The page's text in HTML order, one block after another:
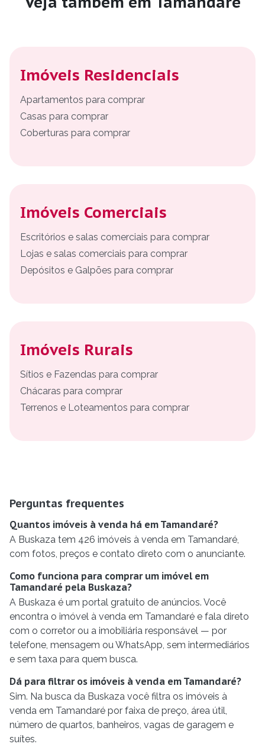
Imóveis Residenciais
Apartamentos para comprar
Casas para comprar
Coberturas para comprar
Imóveis Comerciais
Escritórios e salas comerciais para comprar
Lojas e salas comerciais para comprar
Depósitos e Galpões para comprar
Imóveis Rurais
Sítios e Fazendas para comprar
Chácaras para comprar
Terrenos e Loteamentos para comprar
Perguntas frequentes
Quantos imóveis à venda há em Tamandaré?
A Buskaza tem 426 imóveis à venda em Tamandaré,
com fotos, preços e contato direto com o anunciante.
Como funciona para comprar um imóvel em
Tamandaré pela Buskaza?
A Buskaza é um portal gratuito de anúncios. Você
encontra o imóvel à venda em Tamandaré e fala direto
com o corretor ou a imobiliária responsável — por
telefone, mensagem ou WhatsApp, sem intermediários
e sem taxa para quem busca.
Dá para filtrar os imóveis à venda em Tamandaré?
Sim. Na busca da Buskaza você filtra os imóveis à
venda em Tamandaré por faixa de preço, área útil,
número de quartos, banheiros, vagas de garagem e
suítes.